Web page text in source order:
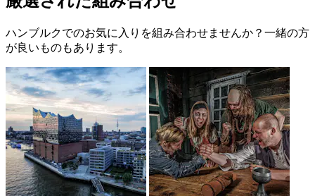
ハンブルクでのお気に入りを組み合わせませんか？一緒の方
が良いものもあります。